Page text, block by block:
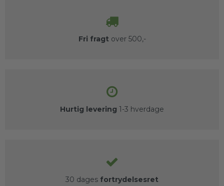
Fri fragt over 500,-
Hurtig levering 1-3 hverdage
30 dages fortrydelsesret